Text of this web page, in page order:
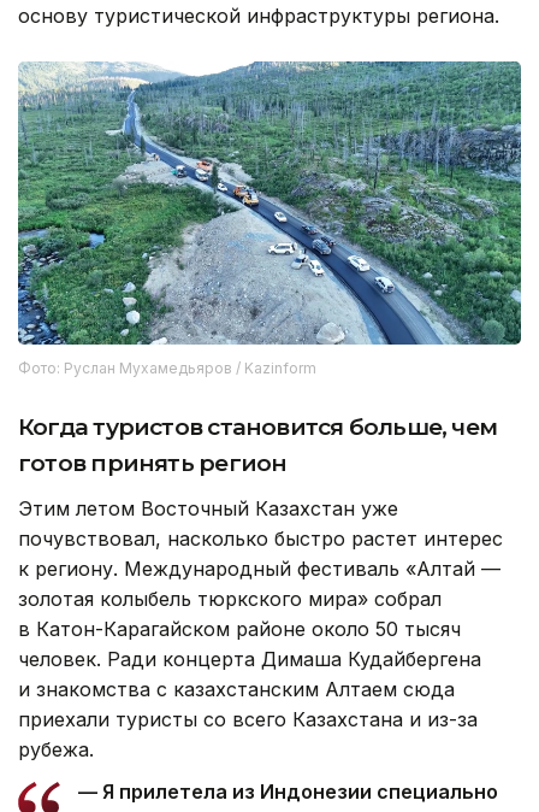
основу туристической инфраструктуры региона.
Фото: Руслан Мухамедьяров / Kazinform
Когда туристов становится больше, чем
готов принять регион
Этим летом Восточный Казахстан уже
почувствовал, насколько быстро растет интерес
к региону. Международный фестиваль «Алтай —
золотая колыбель тюркского мира» собрал
в Катон-Карагайском районе около 50 тысяч
человек. Ради концерта Димаша Кудайбергена
и знакомства с казахстанским Алтаем сюда
приехали туристы со всего Казахстана и из-за
рубежа.
— Я прилетела из Индонезии специально